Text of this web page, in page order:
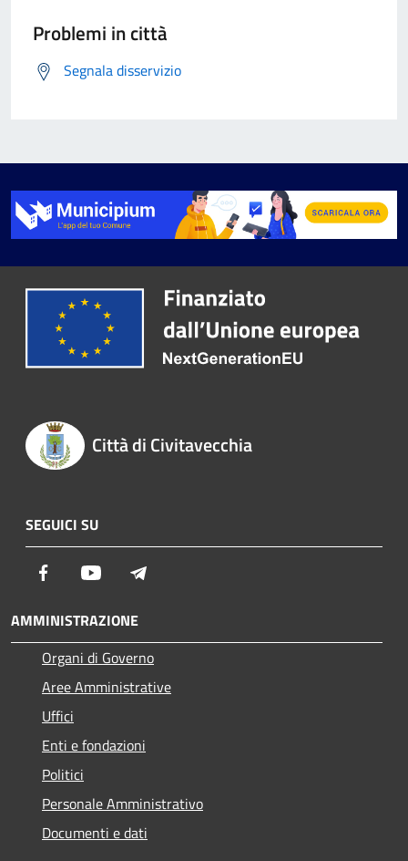
Problemi in città
Segnala disservizio
Città di Civitavecchia
SEGUICI SU
Facebook Youtube
AMMINISTRAZIONE
Organi di Governo
Aree Amministrative
Uffici
Enti e fondazioni
Politici
Personale Amministrativo
Documenti e dati